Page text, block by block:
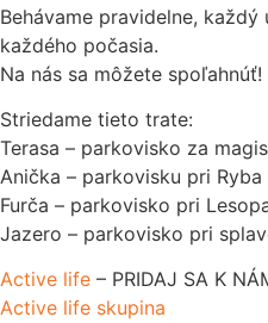
Behávame pravidelne,
každého počasia.
Na nás sa môžete spoľahnúť!
Striedame tieto trate:
Terasa – parkovisko za
Anička – parkovisku pri Ryba
Furča – parkovisko pri
Jazero – parkovisko pri
Active life – PRIDAJ SA K
Active life skupina